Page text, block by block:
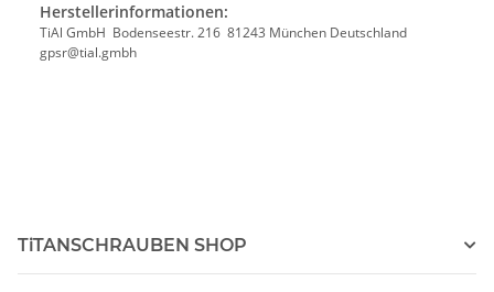
Herstellerinformationen:
TiAl GmbH Bodenseestr. 216 81243 München Deutschland
gpsr@tial.gmbh
TiTANSCHRAUBEN SHOP